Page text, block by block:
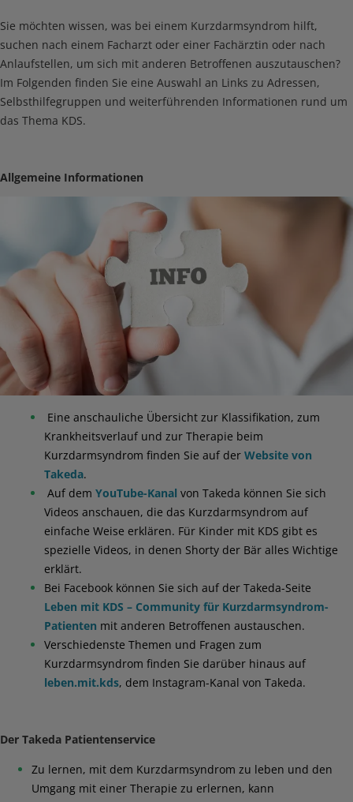
Sie möchten wissen, was bei einem Kurzdarmsyndrom hilft,
suchen nach einem Facharzt oder einer Fachärztin oder nach
Anlaufstellen, um sich mit anderen Betroffenen auszutauschen?
Im Folgenden finden Sie eine Auswahl an Links zu Adressen,
Selbsthilfegruppen und weiterführenden Informationen rund um
das Thema KDS.
Allgemeine Informationen
Eine anschauliche Übersicht zur Klassifikation, zum
Krankheitsverlauf und zur Therapie beim
Kurzdarmsyndrom finden Sie auf der Website von
Takeda.
Auf dem YouTube-Kanal von Takeda können Sie sich
Videos anschauen, die das Kurzdarmsyndrom auf
einfache Weise erklären. Für Kinder mit KDS gibt es
spezielle Videos, in denen Shorty der Bär alles Wichtige
erklärt.
Bei Facebook können Sie sich auf der Takeda-Seite
Leben mit KDS – Community für Kurzdarmsyndrom-
Patienten mit anderen Betroffenen austauschen.
Verschiedenste Themen und Fragen zum
Kurzdarmsyndrom finden Sie darüber hinaus auf
leben.mit.kds, dem Instagram-Kanal von Takeda.
Der Takeda Patientenservice
Zu lernen, mit dem Kurzdarmsyndrom zu leben und den
Umgang mit einer Therapie zu erlernen, kann